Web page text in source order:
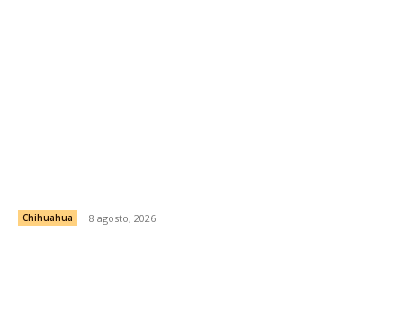
Chihuahua 8 agosto, 2026